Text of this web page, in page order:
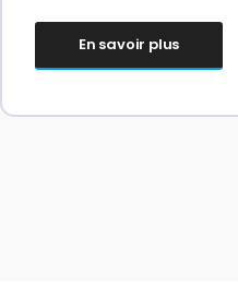
En savoir plus